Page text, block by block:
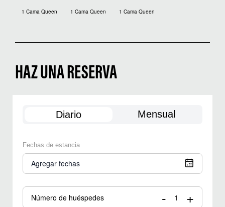
1 Cama Queen 1 Cama Queen 1 Cama Queen
HAZ UNA RESERVA
Diario Mensual
Fechas de estancia
Agregar fechas
Número de huéspedes - +